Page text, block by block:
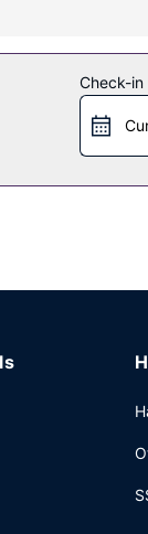
çıkış ve valiz
Check-in